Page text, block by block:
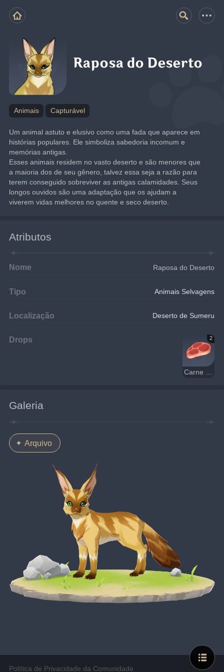
Raposa do Deserto
Animais Capturável
Um animal astuto e elusivo como uma fada que aparece em
histórias populares. Ele simboliza sabedoria incomum e
memórias antigas.
Esses animais residem no vasto deserto e são menores que
a maioria dos de seu gênero, talvez essa seja a razão para
terem conseguido sobreviver as antigas calamidades. Seus
longos ouvidos são uma adaptação que os ajudam a
viverem vidas melhores no quente e seco deserto.
Atributos
Nome Raposa do Deserto
Tipo Animais Selvagens
Localização Deserto de Sumeru
Drops 2
Galeria
Arquivo
Política de Privacidade da Comunidade